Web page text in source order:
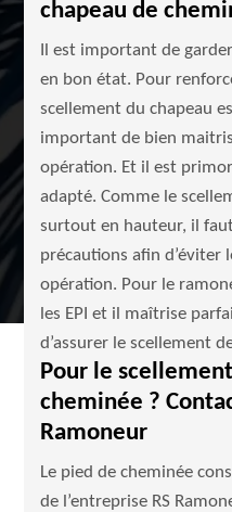
chapeau de
Il est important de
en bon état. Pour
scellement du chapeau
important de bien
opération. Et il est
adapté. Comme le
surtout en hauteur, il
précautions afin d’éviter
opération. Pour le
les EPI et il maîtrise
d’assurer le scellement
Pour le
cheminée ?
Ramoneur
Le pied de cheminée
de l’entreprise RS